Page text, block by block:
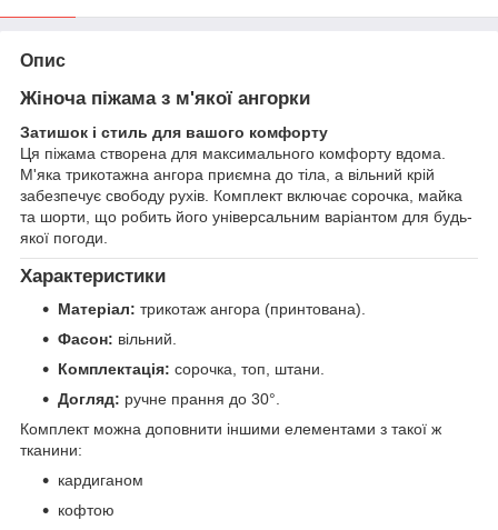
Опис
Жіноча піжама з м'якої ангорки
Затишок і стиль для вашого комфорту
Ця піжама створена для максимального комфорту вдома.
М'яка трикотажна ангора приємна до тіла, а вільний крій
забезпечує свободу рухів. Комплект включає сорочка, майка
та шорти, що робить його універсальним варіантом для будь-
якої погоди.
Характеристики
Матеріал: трикотаж ангора (принтована).
Фасон: вільний.
Комплектація: сорочка, топ, штани.
Догляд: ручне прання до 30°.
Комплект можна доповнити іншими елементами з такої ж
тканини:
кардиганом
кофтою